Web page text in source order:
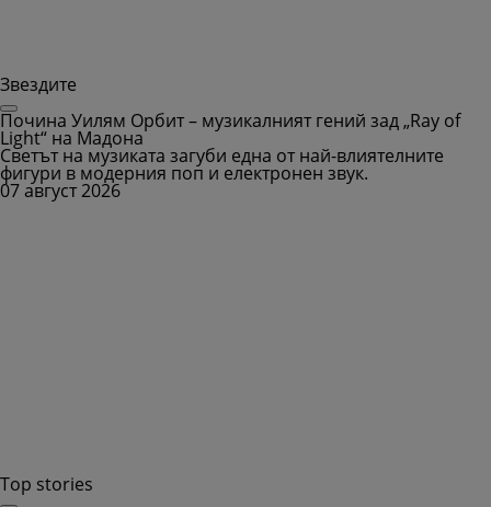
Звездите
Почина Уилям Орбит – музикалният гений зад „Ray of
Light“ на Мадона
Светът на музиката загуби една от най-влиятелните
фигури в модерния поп и електронен звук.
07 август 2026
Top stories